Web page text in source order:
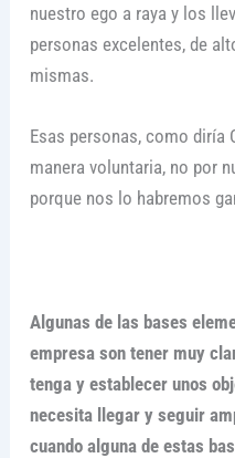
nuestro ego a raya y los
personas excelentes, de
mismas.
Esas personas, como diría
manera voluntaria, no por
porque nos lo habremos
Algunas de las bases
empresa son tener muy
tenga y establecer unos
necesita llegar y seguir
cuando alguna de estas